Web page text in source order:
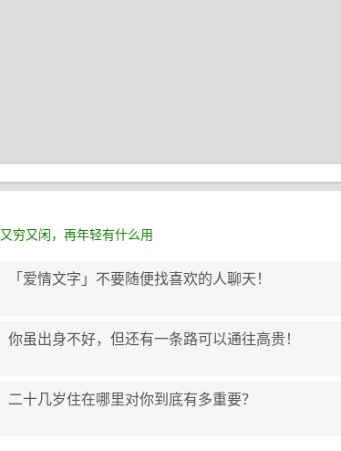
又穷又闲，再年轻有什么用
「爱情文字」不要随便找喜欢的人聊天！
你虽出身不好，但还有一条路可以通往高贵！
二十几岁住在哪里对你到底有多重要？